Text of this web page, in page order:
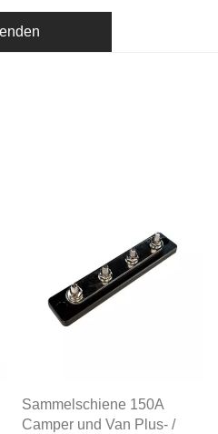
Sammelschiene 150A
Camper und Van Plus- /